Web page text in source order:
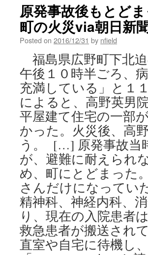
原発事故後もとど
町の火災via朝日新
Posted on 2016/12/31 by nfield
福島県広野町下北
午後１０時半ごろ、
充満している」と１
によると、高野英男
平屋建て住宅の一部
かった。火災後、高
う。 […] 原発事故当
が、避難に耐えられ
め、町にとどまった
さんだけになってい
精神科、神経内科、
り、現在の入院患者
救急患者が搬送され
直室や自宅に待機し